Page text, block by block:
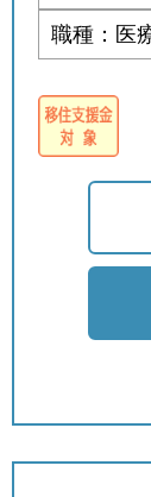
職種：医